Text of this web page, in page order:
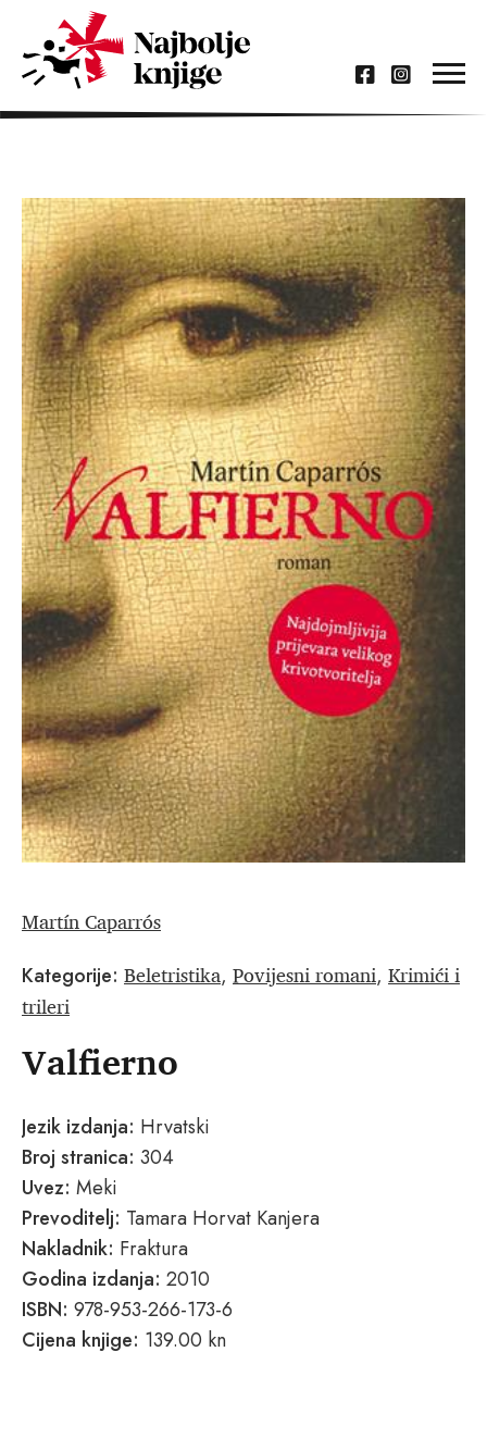
Martín Caparrós
Kategorije: Beletristika, Povijesni romani, Krimići i
trileri
Valfierno
Jezik izdanja: Hrvatski
Broj stranica: 304
Uvez: Meki
Prevoditelj: Tamara Horvat Kanjera
Nakladnik: Fraktura
Godina izdanja: 2010
ISBN: 978-953-266-173-6
Cijena knjige: 139.00 kn